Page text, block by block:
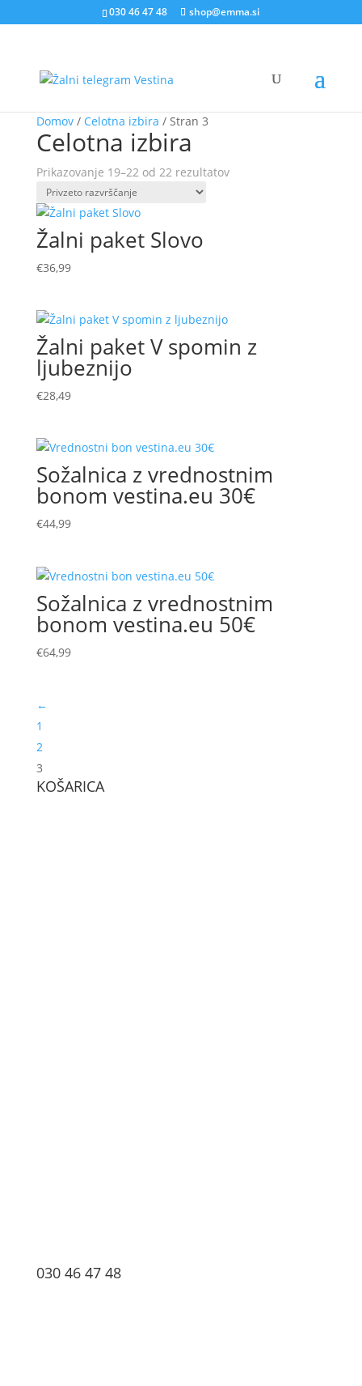
030 46 47 48 shop@emma.si
Domov/ Celotna izbira / Stran 3
Celotna izbira
Prikazovanje 19–22 od 22 rezultatov
Žalni paket Slovo
€36,99
Žalni paket V spomin z
ljubeznijo
€28,49
Sožalnica z vrednostnim
bonom vestina.eu 30€
€44,99
Sožalnica z vrednostnim
bonom vestina.eu 50€
€64,99
←
1
2
3
KOŠARICA
030 46 47 48